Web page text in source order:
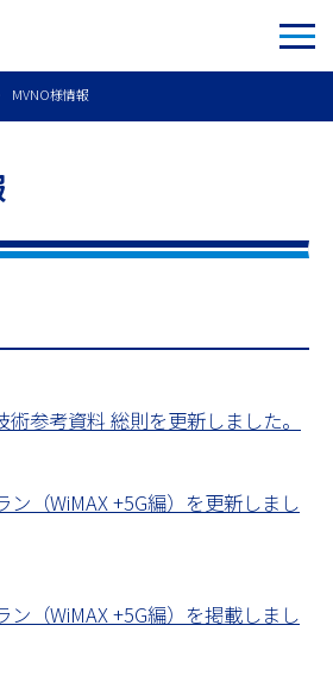
MVNO様情報
術参考資料 総則を更新しました。
ン（WiMAX +5G編）を更新しまし
ン（WiMAX +5G編）を掲載しまし